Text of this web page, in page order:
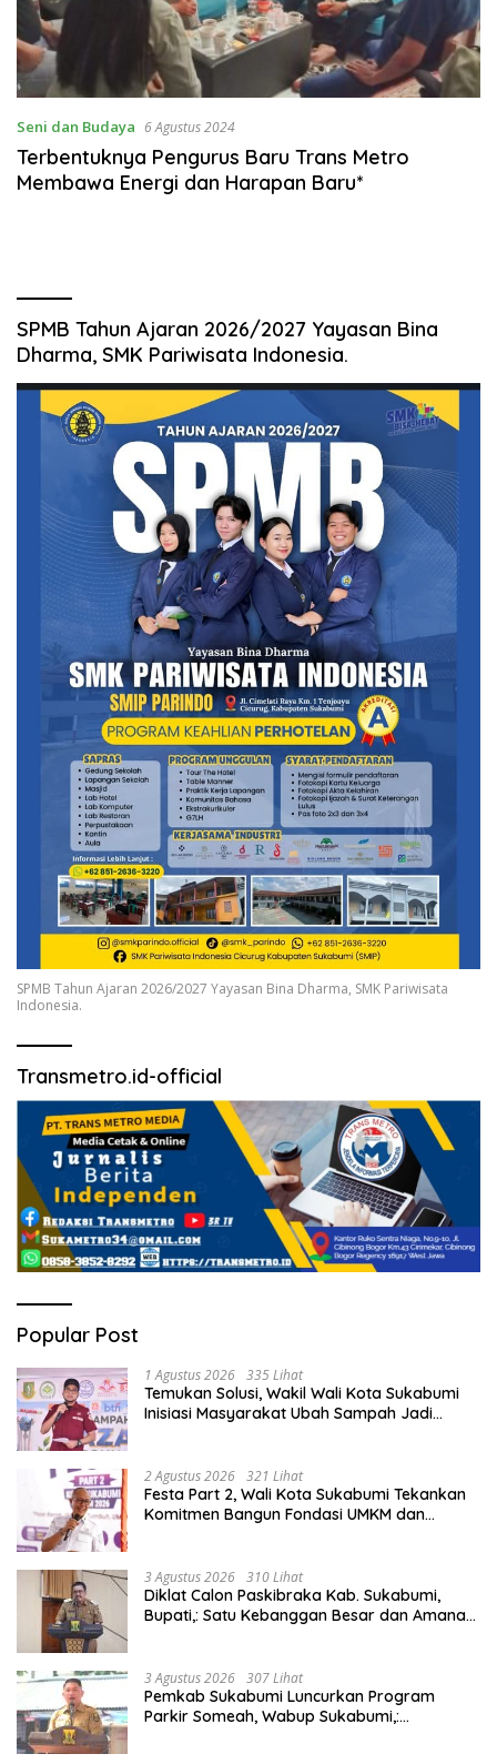
Seni dan Budaya 6 Agustus 2024
Terbentuknya Pengurus Baru Trans Metro
Membawa Energi dan Harapan Baru*
SPMB Tahun Ajaran 2026/2027 Yayasan Bina
Dharma, SMK Pariwisata Indonesia.
SPMB Tahun Ajaran 2026/2027 Yayasan Bina Dharma, SMK Pariwisata
Indonesia.
Transmetro.id-official
Popular Post
1 Agustus 2026 335 Lihat
Temukan Solusi, Wakil Wali Kota Sukabumi
Inisiasi Masyarakat Ubah Sampah Jadi
2 Agustus 2026 321 Lihat
Festa Part 2, Wali Kota Sukabumi Tekankan
Komitmen Bangun Fondasi UMKM dan
3 Agustus 2026 310 Lihat
Diklat Calon Paskibraka Kab. Sukabumi,
Bupati,: Satu Kebanggan Besar dan Amanah
3 Agustus 2026 307 Lihat
Pemkab Sukabumi Luncurkan Program
Parkir Someah, Wabup Sukabumi,: